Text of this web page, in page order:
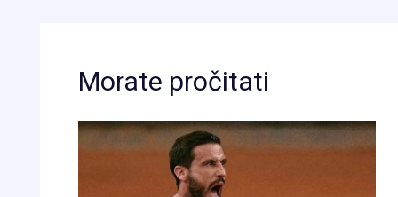
Morate pročitati